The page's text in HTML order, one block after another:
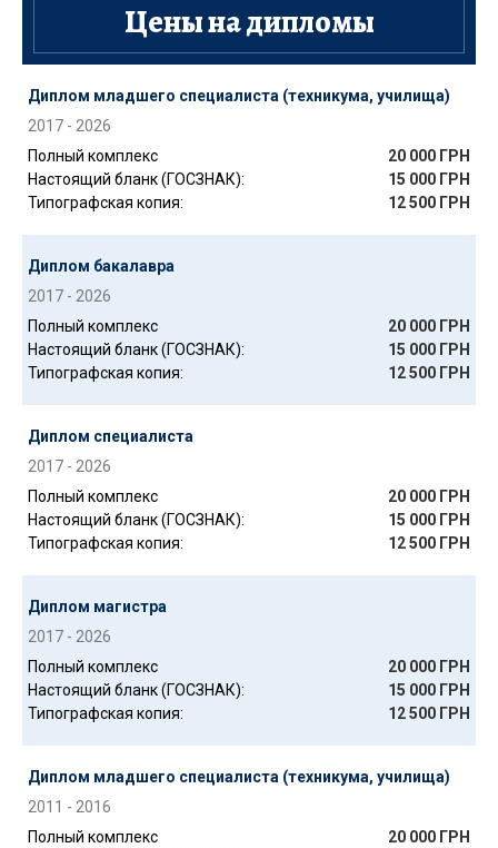
Цены на дипломы
Диплом младшего специалиста (техникума, училища)
2017 - 2026
Полный комплекс
20 000 ГРН
Настоящий бланк (ГОСЗНАК):
15 000 ГРН
Типографская копия:
12 500 ГРН
Диплом бакалавра
2017 - 2026
Полный комплекс
20 000 ГРН
Настоящий бланк (ГОСЗНАК):
15 000 ГРН
Типографская копия:
12 500 ГРН
Диплом специалиста
2017 - 2026
Полный комплекс
20 000 ГРН
Настоящий бланк (ГОСЗНАК):
15 000 ГРН
Типографская копия:
12 500 ГРН
Диплом магистра
2017 - 2026
Полный комплекс
20 000 ГРН
Настоящий бланк (ГОСЗНАК):
15 000 ГРН
Типографская копия:
12 500 ГРН
Диплом младшего специалиста (техникума, училища)
2011 - 2016
Полный комплекс
20 000 ГРН